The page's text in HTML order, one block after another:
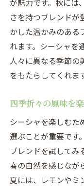
が魅力です。秋には
さを持つブレンドが
かした温かみのある
れます。シーシャを
人々に異なる季節の
をもたらしてくれま
四季折々の風味を
シーシャを楽しむた
選ぶことが重要です
ブレンドを試してみ
春の自然を感じなが
夏には、レモンやミ